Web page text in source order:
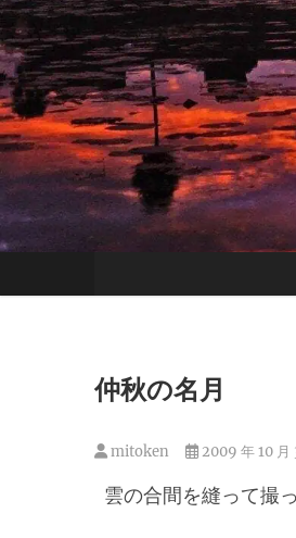
仲秋の名月
mitoken 2009 年 10 月
雲の合間を縫って撮